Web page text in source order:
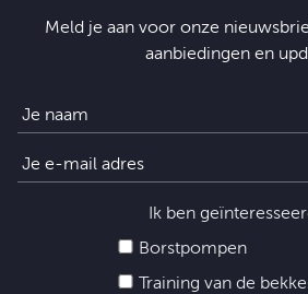
Meld je aan voor onze
aanbiedingen en
Ik ben
Borstpompen
Training van de